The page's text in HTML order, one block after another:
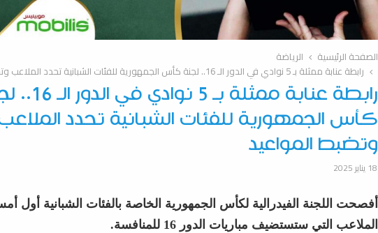
الصفحة الرئيسية
الرياضة
رابطة عنابة ممثلة بـ 5 نوادي في الدور الـ 16.. لجنة كأس الجمهورية للفئات الشبانية تحدد الملاعب وتضبط المواعيد
رابطة عنابة ممثلة بـ 5
كأس الجمهورية للفئات الشبانية تحدد
وتضبط المواعيد
18 يناير 2025
أفصحت اللجنة الفيدرالية لكأس الجمهورية الخاصة بالفئات الشبانية أول
الملاعب التي ستستضيف مباريات الدور 16 للمنافسة.